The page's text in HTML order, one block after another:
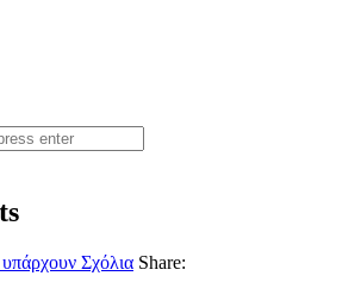
Σχόλια Share: